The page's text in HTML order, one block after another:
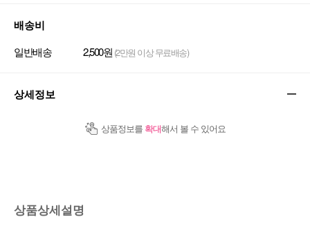
배송비
일반배송 2,500원 (2만원 이상 무료배송)
상세정보
상품정보를 확대해서 볼 수 있어요
상품상세설명